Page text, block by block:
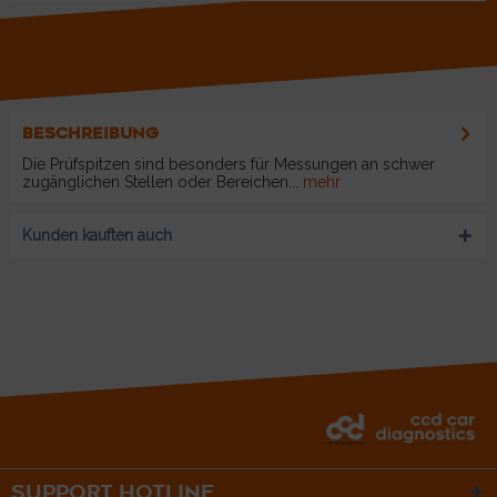
BESCHREIBUNG
Die Prüfspitzen sind besonders für Messungen an schwer
zugänglichen Stellen oder Bereichen...
mehr
Kunden kauften auch